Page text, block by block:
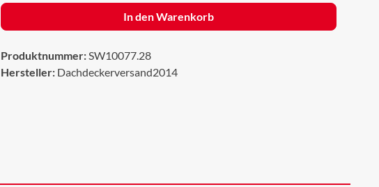
In den Warenkorb
Produktnummer:SW10077.28
Hersteller: Dachdeckerversand2014